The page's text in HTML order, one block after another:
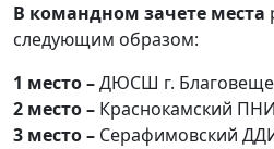
В командном зачете места
следующим образом:
1 место –ДЮСШ г.
2 место – Краснокамский
3 место – Серафимовский